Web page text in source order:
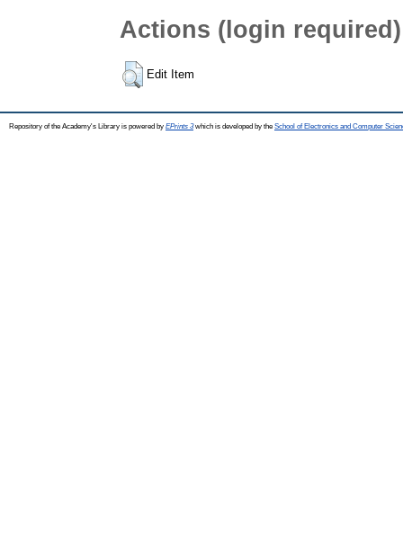
Actions (login required)
Edit Item
Repository of the Academy's Library is powered by EPrints 3which is developed by the School of Electronics and Computer